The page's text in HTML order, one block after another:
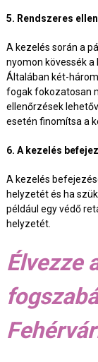
5. Rendszeres
A kezelés során a
nyomon kövessék a
Általában két-
fogak fokozatosan
ellenőrzések
esetén finomítsa a
6. A kezelés
A kezelés
helyzetét és ha
például egy védő
helyzetét.
Élvezze